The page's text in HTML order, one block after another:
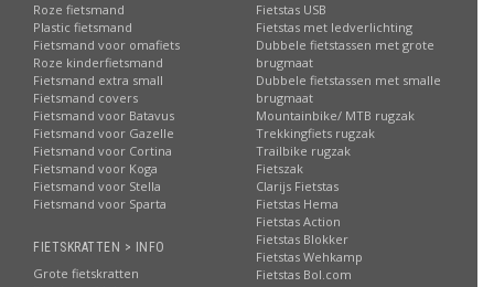
Roze fietsmand
Plastic fietsmand
Fietsmand voor omafiets
Roze kinderfietsmand
Fietsmand extra small
Fietsmand covers
Fietsmand voor Batavus
Fietsmand voor Gazelle
Fietsmand voor Cortina
Fietsmand voor Koga
Fietsmand voor Stella
Fietsmand voor Sparta
FIETSKRATTEN > INFO
Grote fietskratten
Fietstas USB
Fietstas met ledverlichting
Dubbele fietstassen met grote
brugmaat
Dubbele fietstassen met smalle
brugmaat
Mountainbike/ MTB rugzak
Trekkingfiets rugzak
Trailbike rugzak
Fietszak
Clarijs Fietstas
Fietstas Hema
Fietstas Action
Fietstas Blokker
Fietstas Wehkamp
Fietstas Bol.com